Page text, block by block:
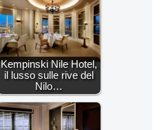
Kempinski Nile Hotel,
il lusso sulle rive del
Nilo…